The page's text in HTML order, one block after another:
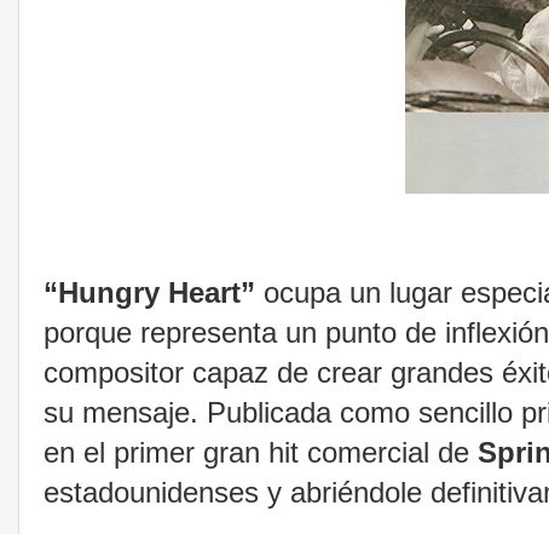
“Hungry Heart” ocupa un lugar
porque representa un punto de
compositor capaz de crear grandes
su mensaje. Publicada como sencillo
en el primer gran hit comercial de
estadounidenses y abriéndole